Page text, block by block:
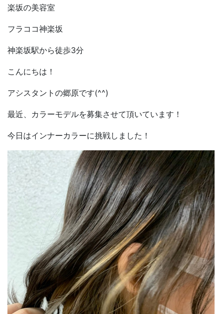
楽坂の美容室
フラココ神楽坂
神楽坂駅から徒歩3分
こんにちは！
アシスタントの郷原です(^^)
最近、カラーモデルを募集させて頂いています！
今日はインナーカラーに挑戦しました！